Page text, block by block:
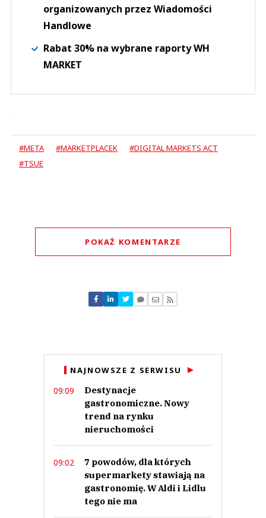
organizowanych przez Wiadomości
Handlowe
Rabat 30% na wybrane raporty WH
MARKET
#META #MARKETPLACEK
#DIGITAL MARKETS ACT
#TSUE
POKAŻ KOMENTARZE
Nie znaleziono komentarzy
Zostaw swoje komentarze
NAJNOWSZE Z SERWISU
09:09
Destynacje
gastronomiczne. Nowy
trend na rynku
nieruchomości
09:02
7 powodów, dla których
supermarkety stawiają na
gastronomię. W Aldi i Lidlu
tego nie ma